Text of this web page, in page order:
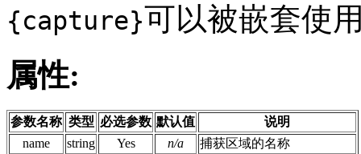
{capture}可以被嵌套使
属性:
参数名称 类型 必选参数 默认值
说明
name
string Yes n/a
捕获区域的名称